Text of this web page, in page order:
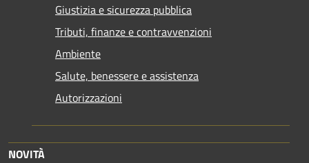
Giustizia e sicurezza pubblica
Tributi, finanze e contravvenzioni
Ambiente
Salute, benessere e assistenza
Autorizzazioni
NOVITÀ